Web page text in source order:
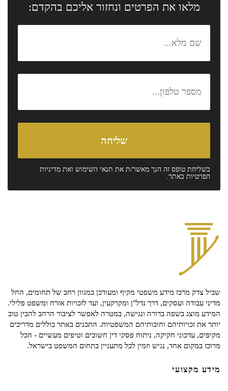
מלאו את הפרטים ונחזור אליכם בהקדם:
בשליחת טופס זה הנך מאשר/ת את תנאי השימוש ואת מדיניות
הפרטיות באתר.
שביל צדק מרכז מידע משפטי מקיף ומעודכן במגוון רחב של תחומים, החל
מדיני עבודה ועסקים, דרך נדל"ן ומקרקעין, ועד לזכויות אזרח ומשפט פלילי.
המידע מוצג בשפה ברורה ונגישה, במטרה לאפשר לציבור הרחב להבין טוב
יותר את זכויותיהם וחובותיהם המשפטיות. התכנים באתר כוללים מדריכים
מקיפים, עדכוני חקיקה, ניתוח פסקי דין חשובים וטיפים מעשיים - הכל
מרוכז במקום אחד, נגיש וזמין לכל מתעניין בתחום המשפט בישראל.
מידע מקצועי